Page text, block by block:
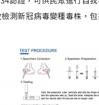
測新冠病毒變種毒株，